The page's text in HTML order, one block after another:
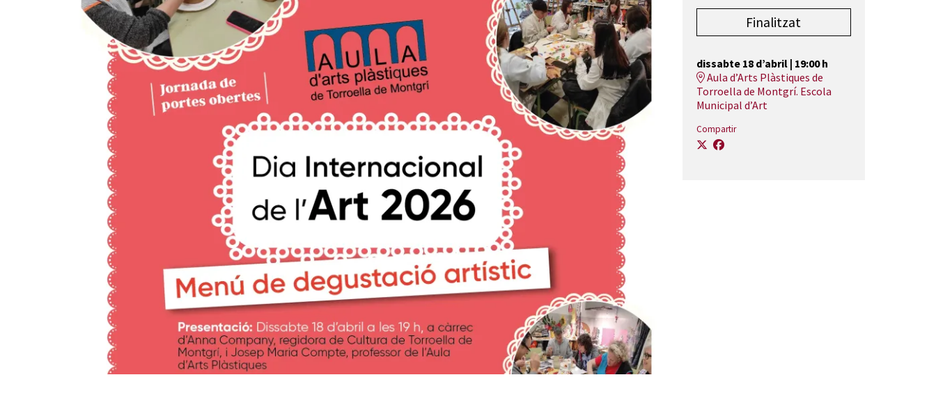
Finalitzat
dissabte 18 d’abril| 19:00 h
Aula d’Arts Plàstiques de
Torroella de Montgrí. Escola
Municipal d’Art
Compartir